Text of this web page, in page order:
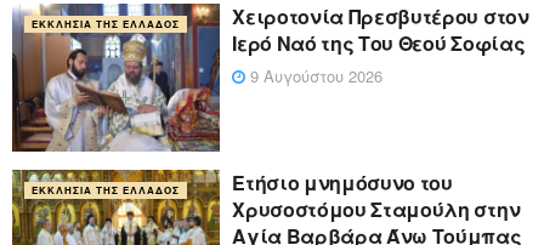
ΕΚΚΛΗΣΊΑ ΤΗΣ ΕΛΛΆΔΟΣ
Χειροτονία Πρεσβυτέρου στον
Ιερό Ναό της Του Θεού Σοφίας
9 Αυγούστου 2026
ΕΚΚΛΗΣΊΑ ΤΗΣ ΕΛΛΆΔΟΣ
Ετήσιο μνημόσυνο του
Χρυσοστόμου Σταμούλη στην
Αγία Βαρβάρα Άνω Τούμπας